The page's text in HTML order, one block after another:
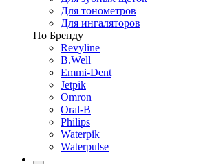
Для тонометров
Для ингаляторов
По Бренду
Revyline
B.Well
Emmi-Dent
Jetpik
Omron
Oral-B
Philips
Waterpik
Waterpulse